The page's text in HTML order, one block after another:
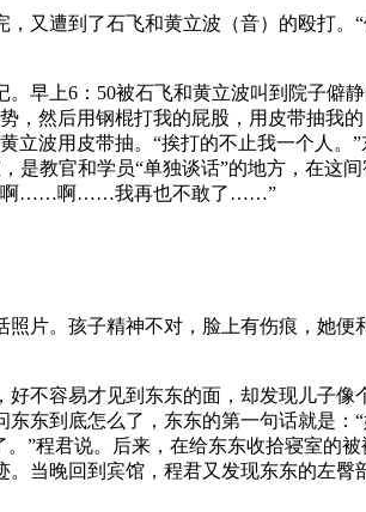
又遭到了石飞和黄立波（音）的殴打。
早上6：50被石飞和黄立波叫到院子僻
，然后用钢棍打我的屁股，用皮带抽我的
立波用皮带抽。“挨打的不止我一个人。”
是教官和学员“单独谈话”的地方，在这间
“啊……啊……我再也不敢了……”
片。孩子精神不对，脸上有伤痕，她便
不容易才见到东东的面，却发现儿子像
东到底怎么了，东东的第一句话就是：
”程君说。后来，在给东东收拾寝室的被
当晚回到宾馆，程君又发现东东的左臀